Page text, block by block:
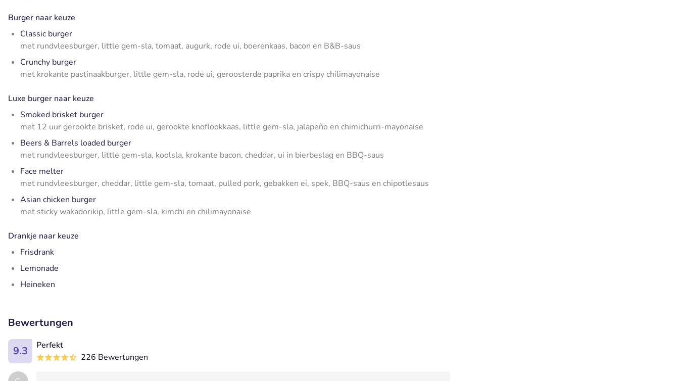
Burger naar keuze
Classic burger
met rundvleesburger, little gem-sla, tomaat, augurk, rode ui, boerenkaas, bacon en B&B-saus
Crunchy burger
met krokante pastinaakburger, little gem-sla, rode ui, geroosterde paprika en crispy chilimayonaise
Luxe burger naar keuze
Smoked brisket burger
met 12 uur gerookte brisket, rode ui, gerookte knoflookkaas, little gem-sla, jalapeño en chimichurri-mayonaise
Beers & Barrels loaded burger
met rundvleesburger, little gem-sla, koolsla, krokante bacon, cheddar, ui in bierbeslag en BBQ-saus
Face melter
met rundvleesburger, cheddar, little gem-sla, tomaat, pulled pork, gebakken ei, spek, BBQ-saus en chipotlesaus
Asian chicken burger
met sticky wakadorikip, little gem-sla, kimchi en chilimayonaise
Drankje naar keuze
Frisdrank
Lemonade
Heineken
Bewertungen
9.3
Perfekt
226 Bewertungen